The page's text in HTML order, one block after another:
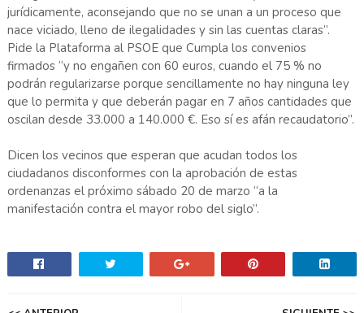
jurídicamente, aconsejando que no se unan a un proceso que
nace viciado, lleno de ilegalidades y sin las cuentas claras”.
Pide la Plataforma al PSOE que Cumpla los convenios
firmados “y no engañen con 60 euros, cuando el 75 % no
podrán regularizarse porque sencillamente no hay ninguna ley
que lo permita y que deberán pagar en 7 años cantidades que
oscilan desde 33.000 a 140.000 €. Eso sí es afán recaudatorio”.
Dicen los vecinos que esperan que acudan todos los
ciudadanos disconformes con la aprobación de estas
ordenanzas el próximo sábado 20 de marzo “a la
manifestación contra el mayor robo del siglo”.